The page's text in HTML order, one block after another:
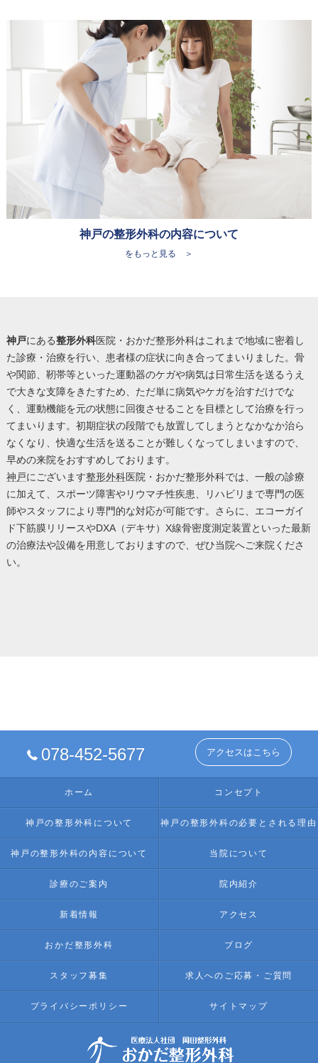
神戸の整形外科の内容について
をもっと見る ＞
神戸にある整形外科医院・おかだ整形外科はこれまで地域に密着し
た診療・治療を行い、患者様の症状に向き合ってまいりました。骨
や関節、靭帯等といった運動器のケガや病気は日常生活を送るうえ
で大きな支障をきたすため、ただ単に病気やケガを治すだけでな
く、運動機能を元の状態に回復させることを目標として治療を行っ
てまいります。初期症状の段階でも放置してしまうとなかなか治ら
なくなり、快適な生活を送ることが難しくなってしまいますので、
早めの来院をおすすめしております。
神戸にございます整形外科医院・おかだ整形外科では、一般の診療
に加えて、スポーツ障害やリウマチ性疾患、リハビリまで専門の医
師やスタッフにより専門的な対応が可能です。さらに、エコーガイ
ド下筋膜リリースやDXA（デキサ）X線骨密度測定装置といった最新
の治療法や設備を用意しておりますので、ぜひ当院へご来院くださ
い。
078-452-5677 アクセスはこちら
ホーム コンセプト
神戸の整形外科について 神戸の整形外科の必要とされる理由
神戸の整形外科の内容について 当院について
診療のご案内 院内紹介
新着情報 アクセス
おかだ整形外科 ブログ
スタッフ募集 求人へのご応募・ご質問
プライバシーポリシー サイトマップ